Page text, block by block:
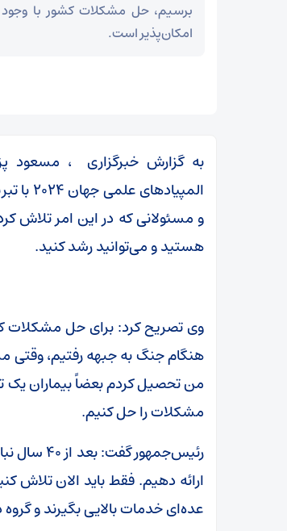
برسیم، حل مشکلات کشور با وجود
امکان‌پذیر است.
به گزارش خبرگزاری
، مسعود
و مسئولانی که در این امر تلاش
هستید و می‌توانید رشد کنید.
وی تصریح کرد: برای حل مشکلات
هنگام جنگ به جبهه رفتیم،
من تحصیل کردم بعضاً بیماران یک
مشکلات را حل کنیم.
ارائه دهیم. فقط باید الان تلاش
عده‌ای خدمات بالایی بگیرند و
عراقچی در پیامی درگذشت ابوالقاسم
تسلیت گفت